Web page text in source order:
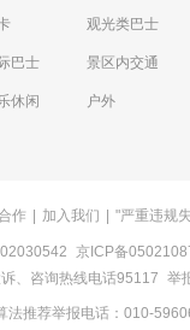
观光类巴士
巴士 景区内交通
休闲 户外
作 加入我们 "严重违规
京ICP备
、咨询热线电话95117 举
法推荐举报电话：010-